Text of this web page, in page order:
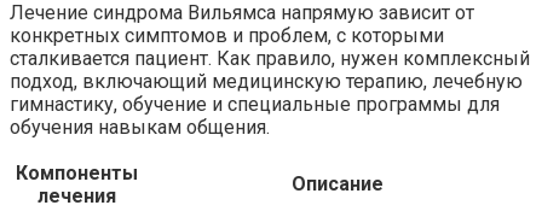
Лечение синдрома Вильямса напрямую зависит от
конкретных симптомов и проблем, с которыми
сталкивается пациент. Как правило, нужен комплексный
подход, включающий медицинскую терапию, лечебную
гимнастику, обучение и специальные программы для
обучения навыкам общения.
Компоненты
лечения
Описание